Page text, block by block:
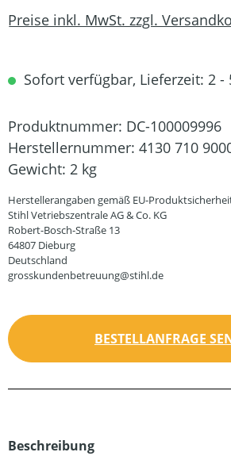
Preise inkl. MwSt. zzgl.
Sofort verfügbar, Lieferzeit: 2 -
Produktnummer: DC-100009996
Herstellernummer: 4130 710
Gewicht: 2 kg
Herstellerangaben gemäß EU-
Stihl Vetriebszentrale AG & Co. KG
Robert-Bosch-Straße 13
64807 Dieburg
Deutschland
grosskundenbetreuung@stihl.de
BESTELLANFRAGE
Beschreibung